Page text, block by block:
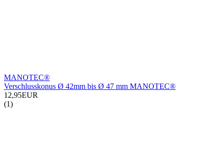
MANOTEC®
Verschlusskonus Ø 42mm bis Ø 47 mm MANOTEC®
12,95EUR
(1)